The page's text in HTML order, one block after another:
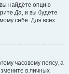
найдёте опцию
Да, и вы будете
себе. Для всех
часовому поясу, а
в личных